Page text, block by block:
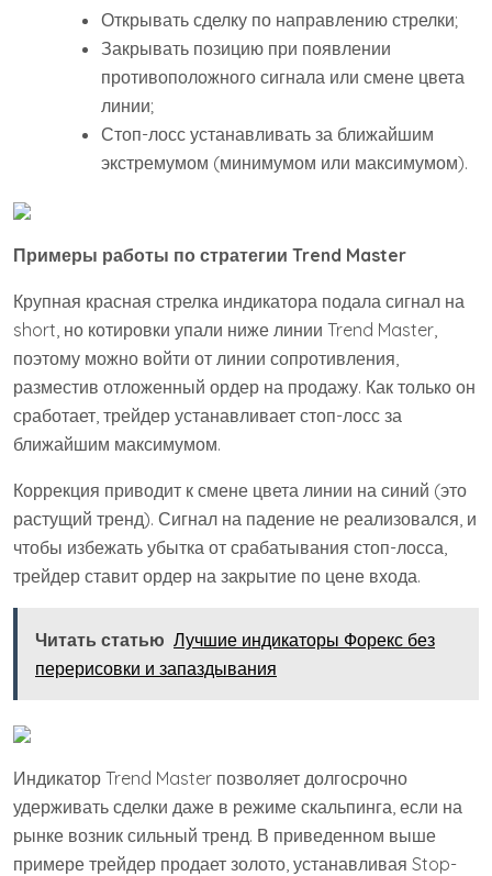
Открывать сделку по направлению стрелки;
Закрывать позицию при появлении
противоположного сигнала или смене цвета
линии;
Стоп-лосс устанавливать за ближайшим
экстремумом (минимумом или максимумом).
Примеры работы по стратегии Trend Master
Крупная красная стрелка индикатора подала сигнал на
short, но котировки упали ниже линии Trend Master,
поэтому можно войти от линии сопротивления,
разместив отложенный ордер на продажу. Как только он
сработает, трейдер устанавливает стоп-лосс за
ближайшим максимумом.
Коррекция приводит к смене цвета линии на синий (это
растущий тренд). Сигнал на падение не реализовался, и
чтобы избежать убытка от срабатывания стоп-лосса,
трейдер ставит ордер на закрытие по цене входа.
Читать статью Лучшие индикаторы Форекс без
перерисовки и запаздывания
Индикатор Trend Master позволяет долгосрочно
удерживать сделки даже в режиме скальпинга, если на
рынке возник сильный тренд. В приведенном выше
примере трейдер продает золото, устанавливая Stop-